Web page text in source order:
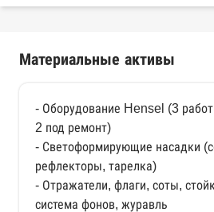
Материальные активы
- Оборудование Hensel (3
2 под ремонт)
- Светоформирующие насадки
рефлекторы, тарелка)
- Отражатели, флаги, соты,
система фонов, журавль